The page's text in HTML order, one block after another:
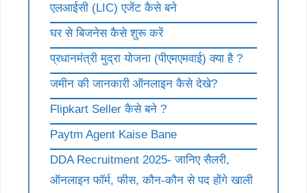
एलआईसी (LIC) एजेंट कैसे बने
घर से बिजनेस कैसे शुरू करें
प्रधानमंत्री मुद्रा योजना (पीएमएमवाई) क्या है ?
जमीन की जानकारी ऑनलाइन कैसे देखे?
Flipkart Seller कैसे बने ?
Paytm Agent Kaise Bane
DDA Recruitment 2025- जानिए सैलरी,
ऑनलाइन फॉर्म, फीस, कौन-कौन से पद होंगे खाली